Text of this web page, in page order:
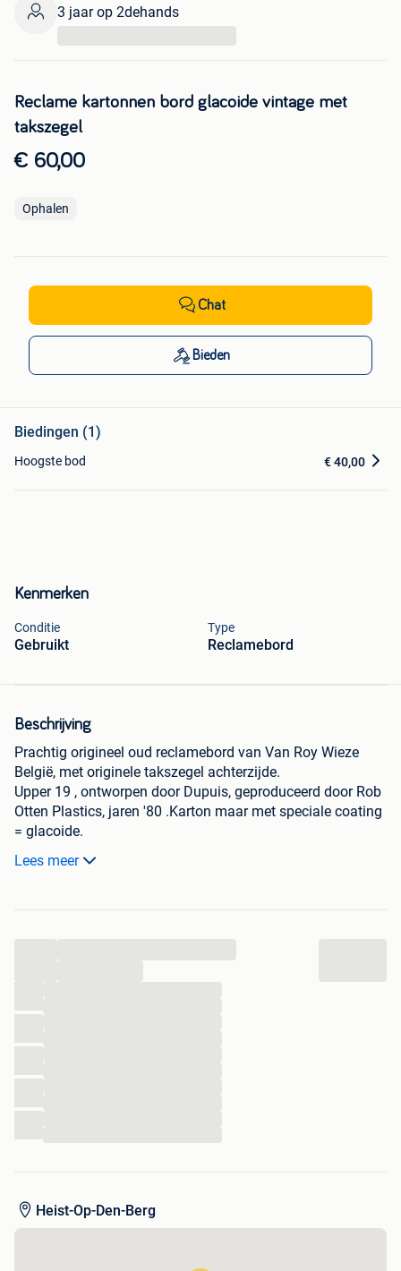
Kenmerken
Conditie
Gebruikt
Type
Reclamebord
Beschrijving
Prachtig origineel oud reclamebord van Van Roy Wieze
België, met originele takszegel achterzijde.
Upper 19 , ontworpen door Dupuis, geproduceerd door Rob
Otten Plastics, jaren '80 .Karton maar met speciale coating
= glacoide.
Zeer goede staat.
Weg wegens dubbel in de collectie.
Lees meer
Heist-Op-Den-Berg
Reclame kartonnen bord glacoide vintage met
takszegel
€ 60,00
Ophalen
3 jaar op 2dehands
Chat
Bieden
Biedingen (1)
Hoogste bod € 40,00